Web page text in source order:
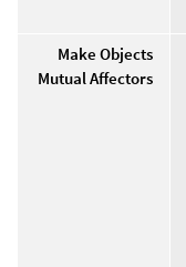
Make Objects
Mutual Affectors